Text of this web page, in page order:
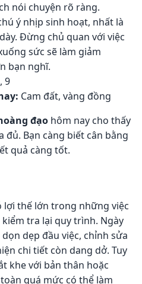
nói chuyện rõ ràng.
ý nhịp sinh hoạt, nhất là
Đừng chủ quan với việc
sức sẽ làm giảm
bạn nghĩ.
9
Cam đất, vàng đồng
đạohôm nay cho thấy
Bạn càng biết cân bằng
quả càng tốt.
lợi thế lớn trong những việc
kiểm tra lại quy trình. Ngày
dẹp đầu việc, chỉnh sửa
chi tiết còn dang dở. Tuy
khe với bản thân hoặc
quá mức có thể làm